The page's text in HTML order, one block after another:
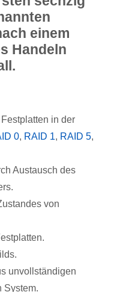
einem
Handeln
in der
0, RAID 1, RAID 5,
Austausch des
von
unvollständigen
System.